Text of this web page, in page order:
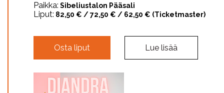
Paikka: Sibeliustalon Pääsali
Liput: 82,50 € / 72,50 € / 62,50 € (Ticketmaster)
Osta liput Lue lisää